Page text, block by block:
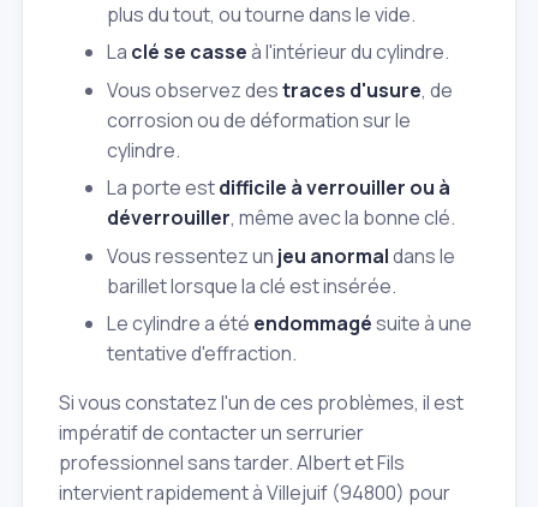
plus du tout, ou tourne dans le vide.
La clé se casseà l'intérieur du cylindre.
Vous observez destraces d'usure, de
corrosion ou de déformation sur le
cylindre.
La porte estdifficile à verrouiller ou à
déverrouiller, même avec la bonne clé.
Vous ressentez un jeu anormaldans le
barillet lorsque la clé est insérée.
Le cylindre a été endommagésuite à une
tentative d'effraction.
Si vous constatez l'un de ces problèmes, il est
impératif de contacter un serrurier
professionnel sans tarder. Albert et Fils
intervient rapidement à Villejuif (94800) pour